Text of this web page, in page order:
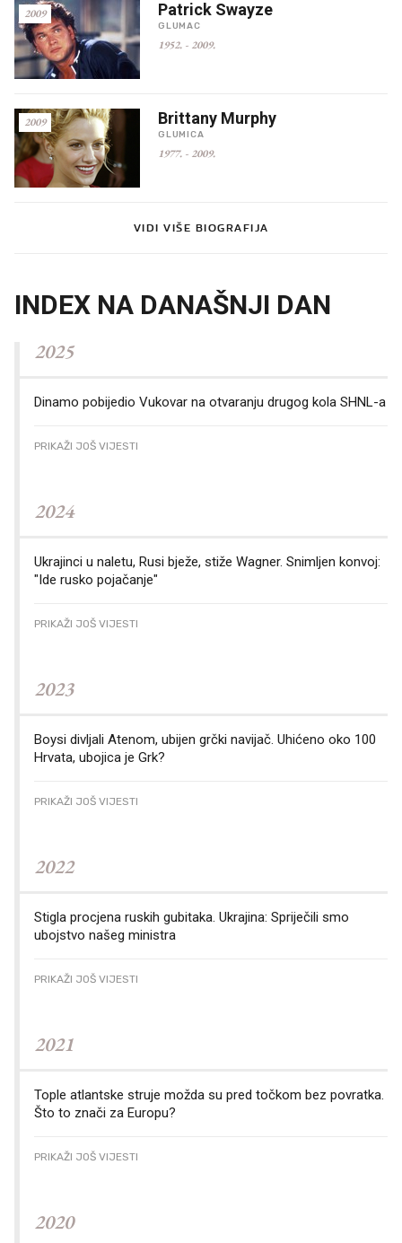
Patrick Swayze
GLUMAC
1952. - 2009.
2009
Brittany Murphy
GLUMICA
1977. - 2009.
2009
VIDI VIŠE BIOGRAFIJA
INDEX NA DANAŠNJI DAN
2025
Dinamo pobijedio Vukovar na otvaranju drugog kola SHNL-a
PRIKAŽI JOŠ VIJESTI
2024
Ukrajinci u naletu, Rusi bježe, stiže Wagner. Snimljen konvoj:
"Ide rusko pojačanje"
PRIKAŽI JOŠ VIJESTI
2023
Boysi divljali Atenom, ubijen grčki navijač. Uhićeno oko 100
Hrvata, ubojica je Grk?
PRIKAŽI JOŠ VIJESTI
2022
Stigla procjena ruskih gubitaka. Ukrajina: Spriječili smo
ubojstvo našeg ministra
PRIKAŽI JOŠ VIJESTI
2021
Tople atlantske struje možda su pred točkom bez povratka.
Što to znači za Europu?
PRIKAŽI JOŠ VIJESTI
2020